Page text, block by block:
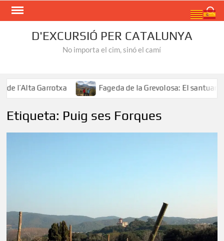
Skip
D'EXCURSIÓ PER CATALUNYA
No importa el cim, sinó el camí
l’Alta Garrotxa Fageda de la Grevolosa: El santuari
Etiqueta: Puig ses Forques